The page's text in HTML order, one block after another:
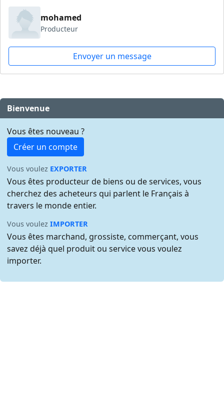
mohamed
Producteur
Envoyer un message
Bienvenue
Vous êtes nouveau ?
Créer un compte
Vous voulez EXPORTER
Vous êtes producteur de biens ou de services, vous
cherchez des acheteurs qui parlent le Français à
travers le monde entier.
Vous voulezIMPORTER
Vous êtes marchand, grossiste, commerçant, vous
savez déjà quel produit ou service vous voulez
importer.